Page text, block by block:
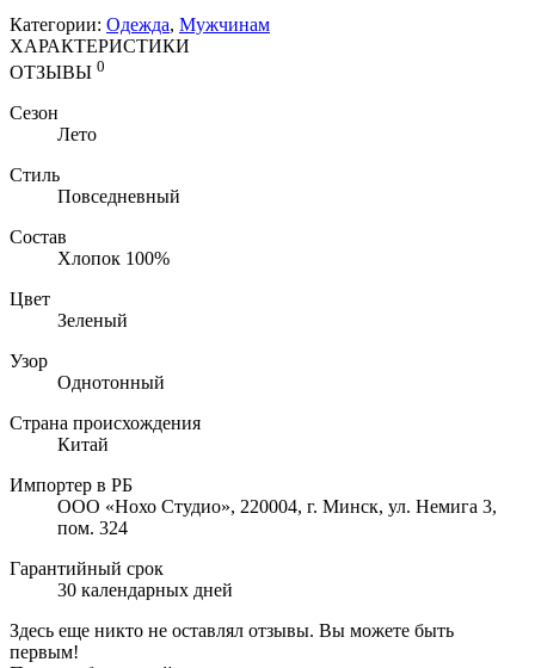
Категории: Одежда, Мужчинам
ХАРАКТЕРИСТИКИ
ОТЗЫВЫ 0
Сезон
Лето
Стиль
Повседневный
Состав
Хлопок 100%
Цвет
Зеленый
Узор
Однотонный
Страна происхождения
Китай
Импортер в РБ
ООО «Нохо Студио», 220004, г. Минск, ул. Немига 3,
пом. 324
Гарантийный срок
30 календарных дней
Здесь еще никто не оставлял отзывы. Вы можете быть
первым!